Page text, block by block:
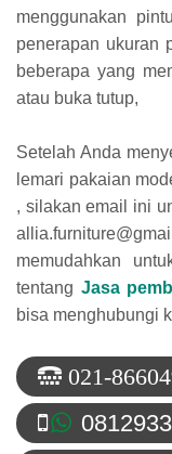
menggunakan
penerapan ukuran
beberapa yang
atau buka tutup,
Setelah Anda
lemari pakaian
, silakan email ini
memudahkan
tentang Jasa
bisa menghubungi
021-